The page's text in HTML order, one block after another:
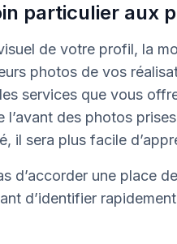
particulier aux
de votre profil, la
photos de vos
services que vous
l’avant des photos
il sera plus facile
d’accorder une place
d’identifier